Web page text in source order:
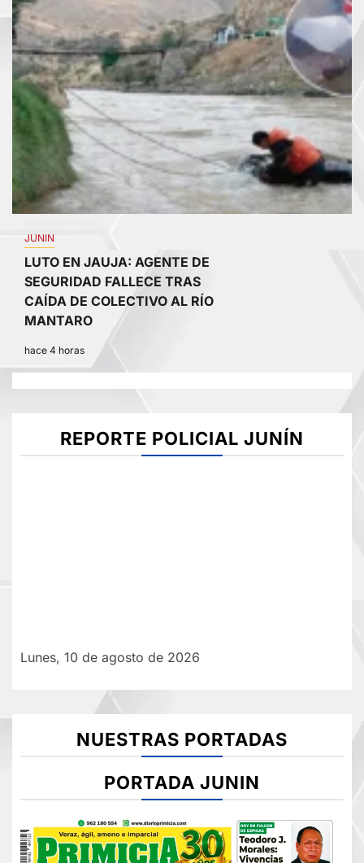
4
JUNIN
LUTO EN JAUJA: AGENTE DE
SEGURIDAD FALLECE TRAS
CAÍDA DE COLECTIVO AL RÍO
MANTARO
hace 4 horas
REPORTE POLICIAL JUNÍN
Lunes, 10 de agosto de 2026
NUESTRAS PORTADAS
PORTADA JUNIN